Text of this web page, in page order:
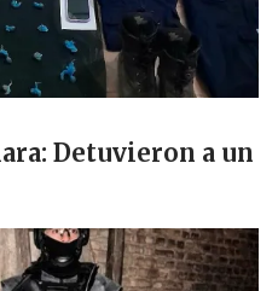
Detuvieron a un